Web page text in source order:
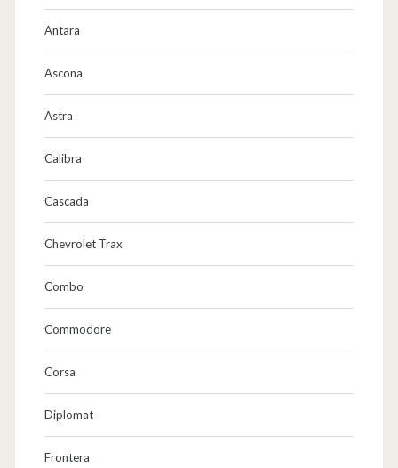
F
d
h
Antara
Ascona
Astra
Calibra
Cascada
Chevrolet Trax
Combo
Commodore
Corsa
Diplomat
Frontera